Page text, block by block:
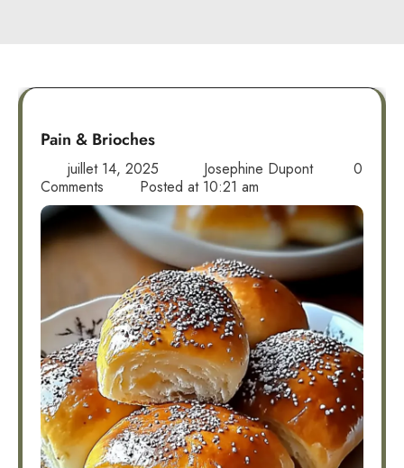
Pain & Brioches
juillet 14, 2025 Josephine Dupont
0
Comments
Posted at 10:21 am